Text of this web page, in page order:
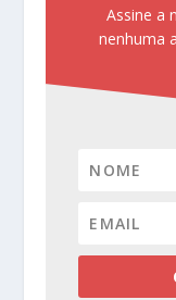
Assine a
nenhuma